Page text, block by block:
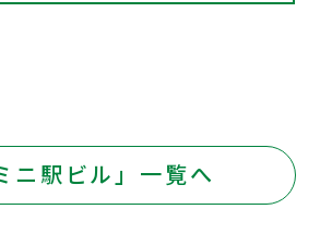
ニ駅ビル」一覧へ